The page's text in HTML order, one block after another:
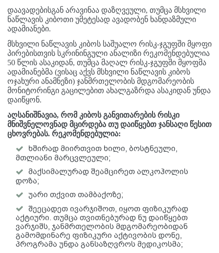
დაავადებისგან არავინაა დაზღვეული, თუმცა მსხვილი
ნაწლავის კიბოთი უმეტესად ავადობენ ხანდაზმული
ადამიანები.
მსხვილი ნაწლავის კიბოს საშუალო რისკ-ჯგუფში მყოფი
პირებისთვის სკრინინგული ანალიზი რეკომენდებულია
50 წლის ასაკიდან, თუმცა მაღალ რისკ-ჯგუფში მყოფმა
ადამიანებმა (ვისაც აქვს მსხვილი ნაწლავის კიბოს
ოჯახური ანამნეზი) ჯანმრთელობის მდგომარეობის
მონიტორინგი გაცილებით ახალგაზრდა ასაკიდან უნდა
დაიწყონ.
აღსანიშნავია, რომ კიბოს განვითარების რისკი
მნიშვნელოვნად მცირდება თუ დაიწყებთ ჯანსაღი წესით
ცხოვრებას. რეკომენდებულია:
ხშირად მიირთვით ხილი, ბოსტნეული,
მთლიანი მარცვლეული;
მაქსიმალურად შეამცირეთ ალკოჰოლის
დოზა;
უარი თქვით თამბაქოზე;
შეეცადეთ ივარჯიშოთ, იყოთ ფიზიკურად
აქტიური. თუმცა თვითნებურად ნუ დაიწყებთ
ვარჯიშს, ჯანმრთელობის მდგომარეობიდან
გამომდინარე ფიზიკური აქტივობის დონე,
პროგრამა უნდა განსაზღვროს მედიკოსმა;